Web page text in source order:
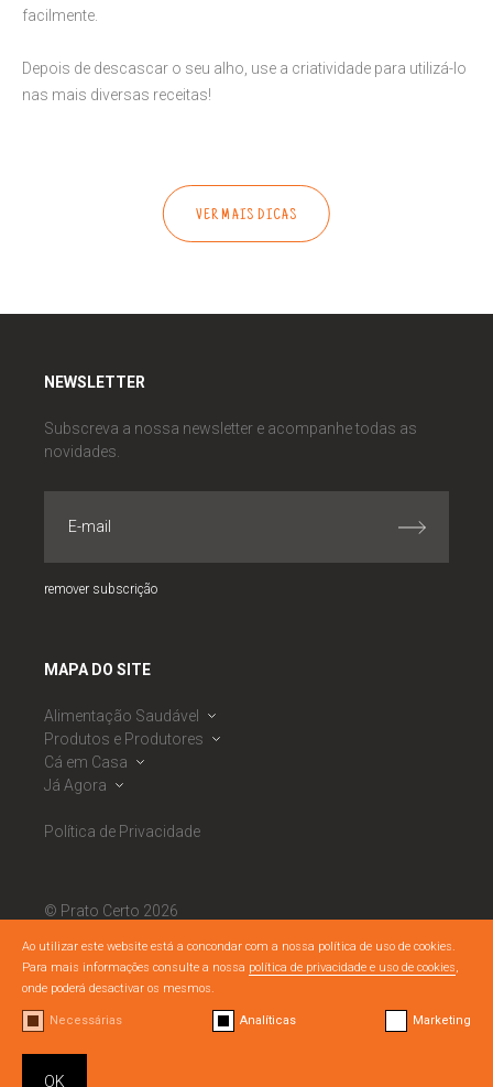
Ao utilizar este website está a concondar com a nossa política de uso de cookies.
Para mais informações consulte a nossa política de privacidade e uso de cookies,
onde poderá desactivar os mesmos.
Necessárias Analíticas Marketing
OK
facilmente.
Depois de descascar o seu alho, use a criatividade para utilizá-lo
nas mais diversas receitas!
VER MAIS DICAS
NEWSLETTER
Subscreva a nossa newsletter e acompanhe todas as
novidades.
remover subscrição
MAPA DO SITE
Alimentação Saudável
Dieta Mediterrânica
Roda da Alimentação Mediterrânica
Observatório de Segurança Alimentar
RNAES
Produtos e Produtores
Banco de Produtores
Calendário Sazonal
Cabazes Alimentares
Cá em Casa
Receitas
Listagem de Dicas
Já Agora
Eventos
Política de Privacidade
© Prato Certo 2026
Bybluesoft.pt/Nuts Branding